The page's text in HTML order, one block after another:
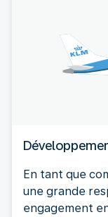
En tant que
une grande
engagement